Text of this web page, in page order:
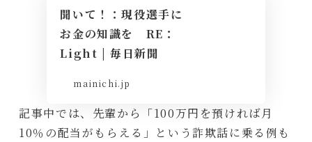
聞いて！：現役選手に
お金の知識を RE：
Light | 毎日新聞
mainichi.jp
記事中では、先輩から「100万円を預ければ月
10％の配当がもらえる」という詐欺話に乗る例も